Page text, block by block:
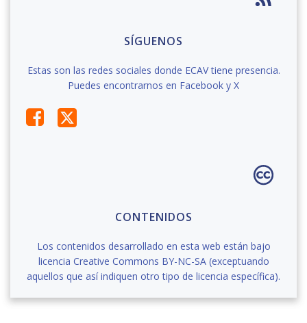
SÍGUENOS
Estas son las redes sociales donde ECAV tiene presencia.
Puedes encontrarnos en Facebook y X
CONTENIDOS
Los contenidos desarrollado en esta web están bajo
licencia Creative Commons BY-NC-SA (exceptuando
aquellos que así indiquen otro tipo de licencia específica).